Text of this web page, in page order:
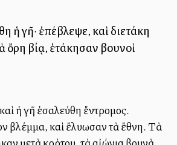
ἡ γῆ· ἐπέβλεψε, καὶ διετάκη
ὄρη βίᾳ, ἐτάκησαν βουνοὶ
ἡ γῆ ἐσαλεύθη ἔντρομος.
βλέμμα, καὶ ἔλυωσαν τὰ ἔθνη. Τὰ